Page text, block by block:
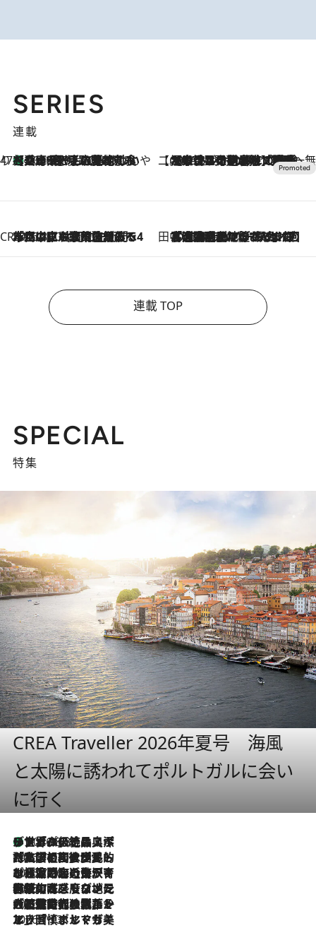
SERIES
連載
47都道府県の手みやげ ひんやりスイーツで夏を満喫
2026.8.8
【兵庫県】この夏絶対食べたい 冷やしておいしいおやつ3選 淡路島の恵みをジェラートに集約 【CREA×星野リゾート】唯一無二。癒しと発見が待つ場所へ
2026.8.7
【トンボの足水浴】ヒノキの香りに包まれて涼感マックス！約13℃の湧水かけ流しを避暑地「星野温泉 トンボの湯」で体験
CREA'S CHOICE
2026.8.7
「立川にも歌舞伎があるんだよ」 片岡仁左衛門・市川中車ら豪華座組みで4年目の立川立飛歌舞伎へ 田中稲の勝手に再ブーム
2026.8.7
「湘南乃風に憧れて」観客大盛上がりの“タオル回し”に、ラッパー顔負けの高速歌唱まで…さだまさし（74）のアグレッシブすぎる現在地
連載 TOP
SPECIAL
特集
CREA Traveller 2026年夏号 海風
と太陽に誘われてポルトガルに会い
に行く
2026.8.8
リスボンの絶品スイーツ「パステル・デ・ナタ」とは？ポルトガル伝統の奥深い世界へ
2026.7.27
「私の祖国はポルトガル語です」国民的詩人フェルナンド・ペソアと、彼が愛した文学の街を歩く
2026.7.26
ポルトガル近海が育む極上の海の幸。キリリと冷えた白ワインと愉しむ、シーフード専門店の贅沢
2026.7.22
伝統の味をモダンに昇華。高感度な地元客が集う、リスボンの最旬ガストロノミー
2026.7.21
大航海時代の栄華から、震災、独裁、そして革命へ。ポルトガル・首都リスボンの石畳に刻まれた「歴史の光と影」
2026.7.13
エッセイ・ヤマザキマリ「慎ましくも美しき国 ポルトガル」